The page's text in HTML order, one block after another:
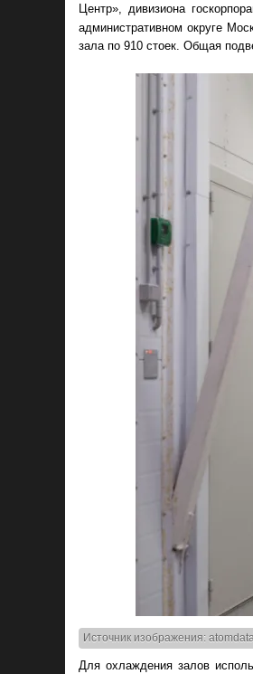
Центр», дивизиона
административном округе
зала по 910 стоек. Общая
Источник изображения:
Для охлаждения залов